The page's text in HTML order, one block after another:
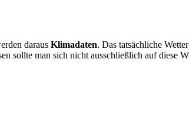
daraus Klimadaten. Das tatsächliche
sollte man sich nicht ausschließlich auf diese